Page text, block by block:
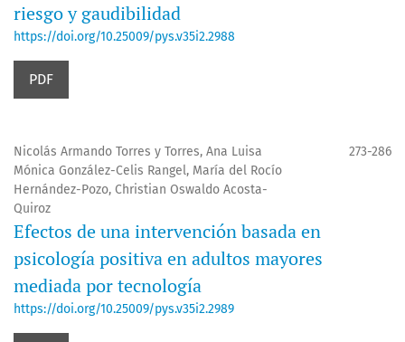
riesgo y gaudibilidad
https://doi.org/10.25009/pys.v35i2.2988
PDF
Nicolás Armando Torres y Torres, Ana Luisa
Mónica González-Celis Rangel, María del Rocío
Hernández-Pozo, Christian Oswaldo Acosta-
Quiroz
273-286
Efectos de una intervención basada en
psicología positiva en adultos mayores
mediada por tecnología
https://doi.org/10.25009/pys.v35i2.2989